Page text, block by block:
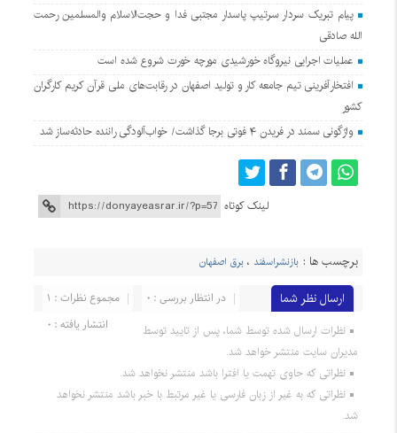
پیام تبریک سردار سرتیپ پاسدار مجتبی فدا و حجت‌الاسلام والمسلمین رحمت
الله صادقی
عملیات اجرایی نیروگاه خورشیدی مورچه خورت شروع شده است
افتخارآفرینی تیم جامعه کار و تولید اصفهان در رقابت‌های ملی قرآن کریم کارگران
کشور
واژگونی سمند در فریدن ۴ فوتی برجا گذاشت/ خواب‌آلودگی راننده حادثه‌ساز شد
لینک کوتاه
برچسب ها : بازنشراسفند ،برق اصفهان
ارسال نظر شما مجموع نظرات : 1
در انتظار بررسی : 0
انتشار یافته : 0
نظرات ارسال شده توسط شما، پس از تایید توسط
مدیران سایت منتشر خواهد شد.
نظراتی که حاوی تهمت یا افترا باشد منتشر نخواهد شد.
نظراتی که به غیر از زبان فارسی یا غیر مرتبط با خبر باشد منتشر نخواهد
شد.